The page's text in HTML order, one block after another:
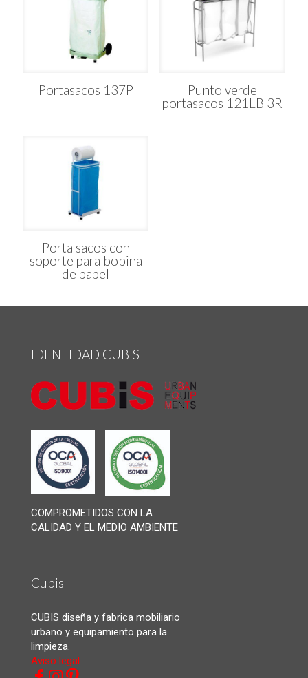
Portasacos 137P
Punto verde
portasacos 121LB 3R
Porta sacos con
soporte para bobina
de papel
IDENTIDAD CUBIS
COMPROMETIDOS CON LA
CALIDAD Y EL MEDIO AMBIENTE
Cubis
CUBIS diseña y fabrica mobiliario
urbano y equipamiento para la
limpieza.
Aviso legal